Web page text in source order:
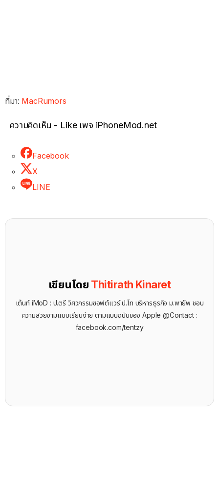
ที่มา: MacRumors
ความคิดเห็น - Like เพจ iPhoneMod.net
Facebook
X
LINE
เขียนโดย Thitirath Kinaret
เต้นท์ iMoD : ป.ตรี วิศวกรรมซอฟต์แวร์ ป.โท บริหารธุรกิจ ม.พายัพ ชอบ
ความสวยงามแบบเรียบง่าย ตามแบบฉบับของ Apple @Contact :
facebook.com/tentzy